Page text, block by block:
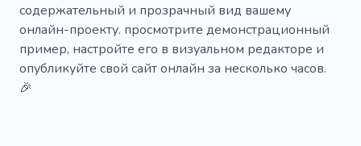
Помощник
Консультация
Экономика
Калькулятор
Банк
содержательный и прозрачный вид вашему
онлайн-проекту. просмотрите демонстрационный
пример, настройте его в визуальном редакторе и
опубликуйте свой сайт онлайн за несколько часов.
🎉